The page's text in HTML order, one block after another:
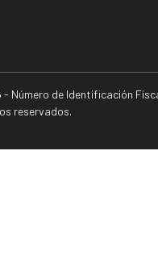
- Número de Identificación
reservados.